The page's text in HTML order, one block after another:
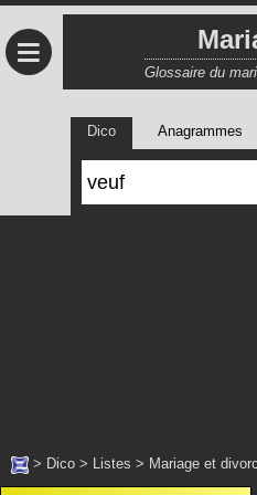
≡ Glossaire du
Dico Anagrammes
> Dico > Listes > Mariage et